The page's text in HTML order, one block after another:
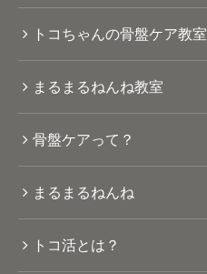
トコちゃんの骨盤ケア教室
まるまるねんね教室
骨盤ケアって？
まるまるねんね
トコ活とは？